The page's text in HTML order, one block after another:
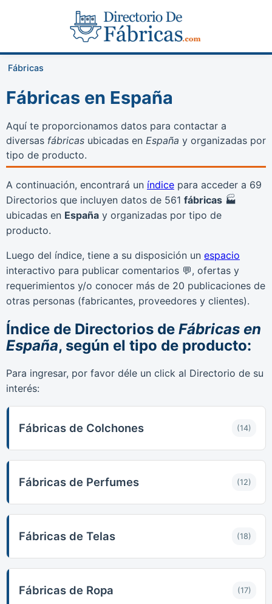
Fábricas
Fábricas en España
Aquí te proporcionamos datos para contactar a
diversas fábricas ubicadas en España y organizadas por
tipo de producto.
A continuación, encontrará un índice para acceder a 69
Directorios que incluyen datos de 561 fábricas 🏭
ubicadas en España y organizadas por tipo de
producto.
Luego del índice, tiene a su disposición un espacio
interactivo para publicar comentarios 💬, ofertas y
requerimientos y/o conocer más de 20 publicaciones de
otras personas (fabricantes, proveedores y clientes).
Índice de Directorios de Fábricas en
España, según el tipo de producto:
Para ingresar, por favor déle un click al Directorio de su
interés:
Fábricas de Colchones (14)
Fábricas de Perfumes (12)
Fábricas de Telas (18)
Fábricas de Ropa (17)